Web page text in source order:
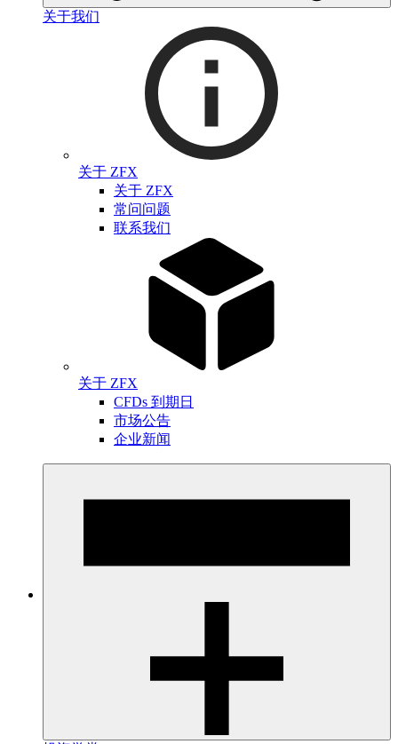
关于我们
关于 ZFX
关于 ZFX
常问问题
联系我们
关于 ZFX
CFDs 到期日
市场公告
企业新闻